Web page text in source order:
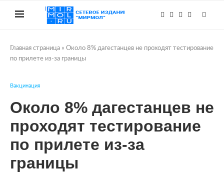
Главная страница » Около 8% дагестанцев не проходят тестирование
по прилете из-за границы
Вакцинация
Около 8% дагестанцев не
проходят тестирование
по прилете из-за
границы